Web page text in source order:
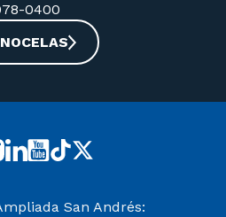
0400
San Andrés: